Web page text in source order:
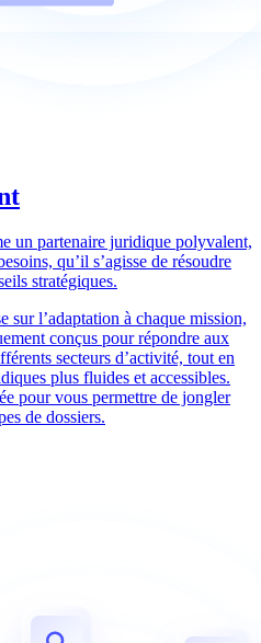
un partenaire juridique polyvalent,
qu’il s’agisse de résoudre
stratégiques.
sur l’adaptation à chaque mission,
conçus pour répondre aux
secteurs d’activité, tout en
plus fluides et accessibles.
pour vous permettre de jongler
de dossiers.